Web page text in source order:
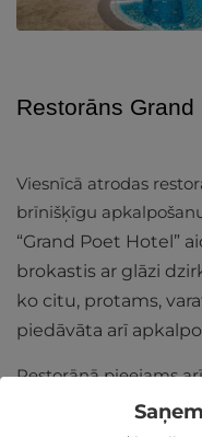
Restorāns
Viesnīcā atrodas
brīnišķīgu
“Grand Poet Hotel”
brokastis ar glāzi
ko citu, protams,
piedāvāta arī
Restorānā pieejams
mīļos ļoti elegantā
pašu radītus kokteiļus